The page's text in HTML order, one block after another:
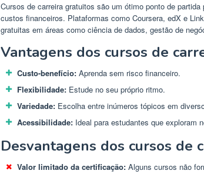
Cursos de carreira gratuitos são um ótimo ponto de
custos financeiros. Plataformas como Coursera, edX e
gratuitas em áreas como ciência de dados, gestão de
Vantagens dos cursos de
Custo-benefício: Aprenda sem risco financeiro.
Flexibilidade: Estude no seu próprio ritmo.
Variedade: Escolha entre inúmeros tópicos em
Acessibilidade: Ideal para estudantes que exploram
Desvantagens dos cursos de
Valor limitado da certificação: Alguns cursos não